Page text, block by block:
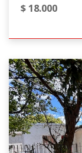
$ 18.000